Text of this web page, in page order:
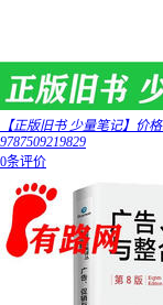
【正版旧书 少量笔记】价
9787509219829
0条评价